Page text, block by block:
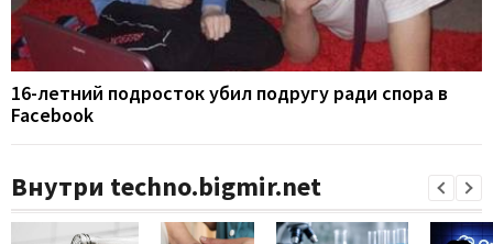
16-летний подросток убил подругу ради спора в
Facebook
Внутри techno.bigmir.net